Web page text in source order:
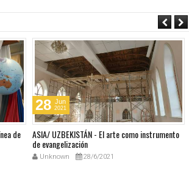
de
28 Jun
2021
ASIA/ UZBEKISTÁN - El arte como instrumento
de evangelización
Unknown 28/6/2021